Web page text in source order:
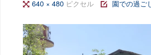
フ
サ
イ
640 × 480 ピクセル 園での過ご